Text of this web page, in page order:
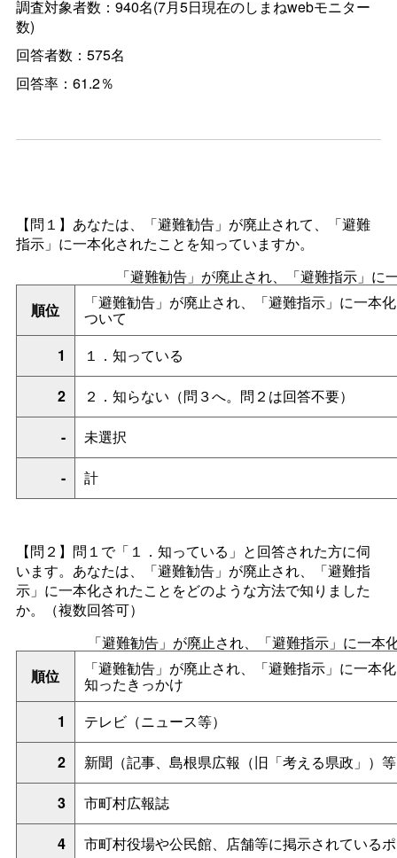
調査対象者数：940名(7月5日現在のしまねwebモニター
数)
回答者数：575名
回答率：61.2％
【問１】あなたは、「避難勧告」が廃止されて、「避難
指示」に一本化されたことを知っていますか。
「避難勧告」が廃止され、「避難指示」に
順位
「避難勧告」が廃止され、「避難指示」に一本
ついて
1
１．知っている
2
２．知らない（問３へ。問２は回答不要）
-
未選択
-
計
【問２】問１で「１．知っている」と回答された方に伺
います。あなたは、「避難勧告」が廃止され、「避難指
示」に一本化されたことをどのような方法で知りました
か。（複数回答可）
「避難勧告」が廃止され、「避難指示」に一本
順位
「避難勧告」が廃止され、「避難指示」に一本
知ったきっかけ
1
テレビ（ニュース等）
2
新聞（記事、島根県広報（旧「考える県政」）
3
市町村広報誌
4
市町村役場や公民館、店舗等に掲示されている